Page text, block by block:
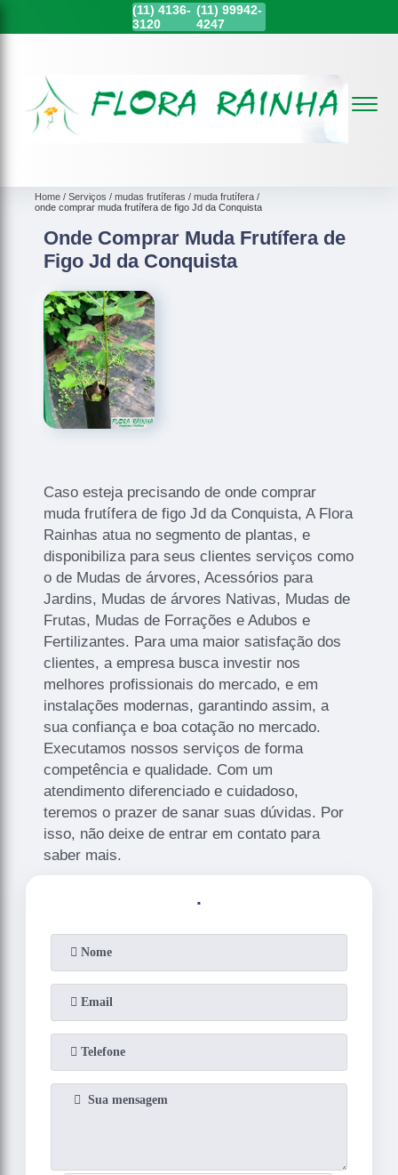
(11) 4136-
3120
(11)99942-
4247
Home Serviços mudas frutíferas
muda frutífera
onde comprar muda frutífera de figo Jd da Conquista
Onde Comprar Muda Frutífera de
Figo Jd da Conquista
Caso esteja precisando de onde comprar
muda frutífera de figo Jd da Conquista, A Flora
Rainhas atua no segmento de plantas, e
disponibiliza para seus clientes serviços como
o de Mudas de árvores, Acessórios para
Jardins, Mudas de árvores Nativas, Mudas de
Frutas, Mudas de Forrações e Adubos e
Fertilizantes. Para uma maior satisfação dos
clientes, a empresa busca investir nos
melhores profissionais do mercado, e em
instalações modernas, garantindo assim, a
sua confiança e boa cotação no mercado.
Executamos nossos serviços de forma
competência e qualidade. Com um
atendimento diferenciado e cuidadoso,
teremos o prazer de sanar suas dúvidas. Por
isso, não deixe de entrar em contato para
saber mais.
.